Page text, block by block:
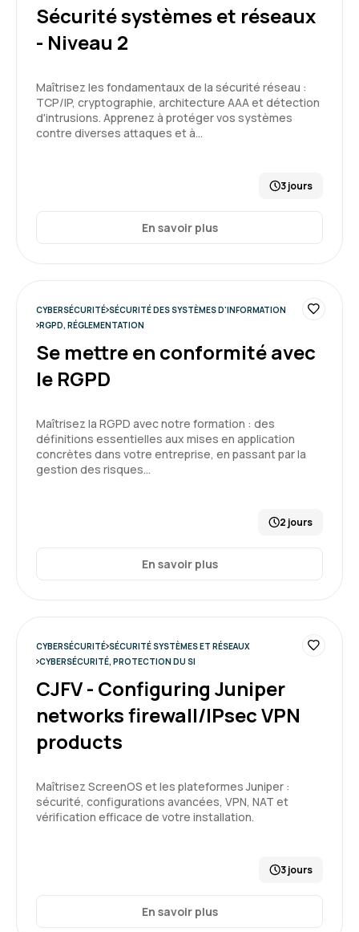
Sécurité systèmes et réseaux
- Niveau 2
Maîtrisez les fondamentaux de la sécurité réseau :
TCP/IP, cryptographie, architecture AAA et détection
d'intrusions. Apprenez à protéger vos systèmes
contre diverses attaques et à…
3 jours
En savoir plus
CYBERSÉCURITÉ SÉCURITÉ DES SYSTÈMES D'INFORMATION
RGPD, RÉGLEMENTATION
Se mettre en conformité avec
le RGPD
Maîtrisez la RGPD avec notre formation : des
définitions essentielles aux mises en application
concrètes dans votre entreprise, en passant par la
gestion des risques…
2 jours
En savoir plus
CYBERSÉCURITÉ SÉCURITÉ SYSTÈMES ET RÉSEAUX
CYBERSÉCURITÉ, PROTECTION DU SI
CJFV - Configuring Juniper
networks firewall/IPsec VPN
products
Maîtrisez ScreenOS et les plateformes Juniper :
sécurité, configurations avancées, VPN, NAT et
vérification efficace de votre installation.
3 jours
En savoir plus